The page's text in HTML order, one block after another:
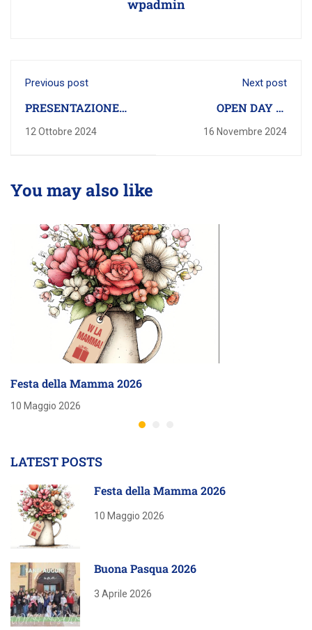
wpadmin
Previous post
PRESENTAZIONE
ISTITUTO
12 Ottobre 2024
Next post
OPEN DAY 16
Novembre 2024
16 Novembre 2024
You may also like
Festa della Mamma 2026
10 Maggio 2026
LATEST POSTS
Festa della Mamma 2026
10 Maggio 2026
Buona Pasqua 2026
3 Aprile 2026